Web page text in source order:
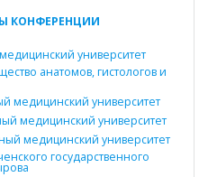
КОНФЕРЕНЦИИ
университет
анатомов, гистологов и
медицинский университет
медицинский университет
медицинский университет
государственного